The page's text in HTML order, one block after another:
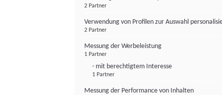
2 Partner
Verwendung von Profilen zur Auswahl
2 Partner
Messung der Werbeleistung
1 Partner
- mit berechtigtem Interesse
1 Partner
Messung der Performance von Inhalten